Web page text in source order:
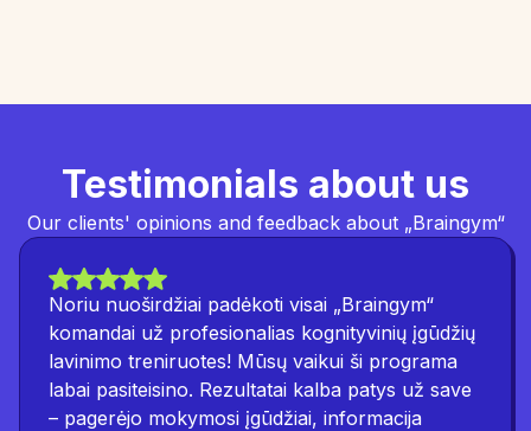
Testimonials about us
Our clients' opinions and feedback about „Braingym“
Noriu nuoširdžiai padėkoti visai „Braingym“
komandai už profesionalias kognityvinių įgūdžių
lavinimo treniruotes! Mūsų vaikui ši programa
labai pasiteisino. Rezultatai kalba patys už save
– pagerėjo mokymosi įgūdžiai, informacija